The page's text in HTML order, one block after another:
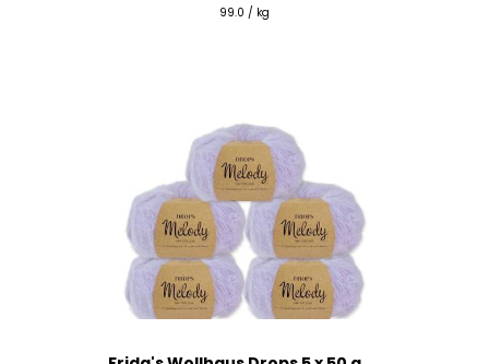
99.0 / kg